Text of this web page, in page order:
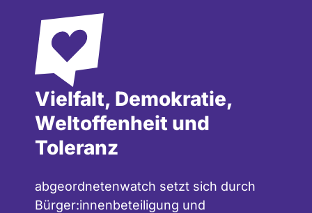
Vielfalt, Demokratie,
Weltoffenheit und
Toleranz
abgeordnetenwatch setzt sich durch
Bürger:innenbeteiligung und